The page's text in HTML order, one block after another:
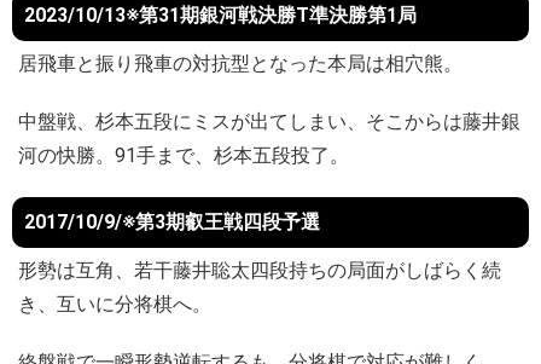
2023/10/13※第31期銀河戦決勝T準決勝第1局
居飛車と振り飛車の対抗型となった本局は相穴熊。
中盤戦、杉本五段にミスが出てしまい、そこからは藤井銀
河の快勝。91手まで、杉本五段投了。
2017/10/9/※第3期叡王戦四段予選
形勢は互角、若干藤井聡太四段持ちの局面がしばらく続
き、互いに分将棋へ。